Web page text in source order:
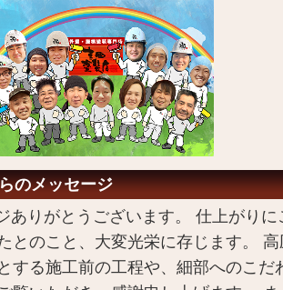
のメッセージ
ありがとうございます。 仕上がりに
とのこと、大変光栄に存じます。 高
する施工前の工程や、細部へのこだ